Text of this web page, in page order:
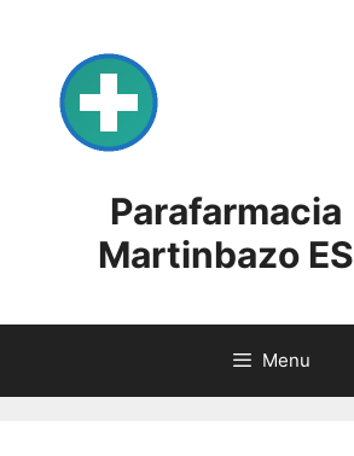
content
Parafarmacia
Martinbazo ES
Menu